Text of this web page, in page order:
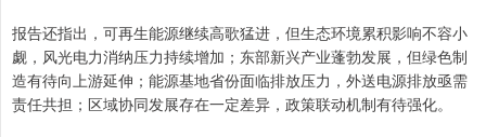
报告还指出，可再生能源继续高歌猛进，但生态环境累积影响不容小
觑，风光电力消纳压力持续增加；东部新兴产业蓬勃发展，但绿色制
造有待向上游延伸；能源基地省份面临排放压力，外送电源排放亟需
责任共担；区域协同发展存在一定差异，政策联动机制有待强化。